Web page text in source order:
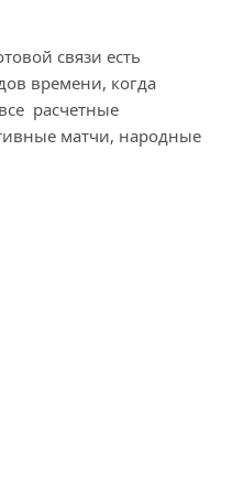
связи есть
времени, когда
расчетные
матчи, народные